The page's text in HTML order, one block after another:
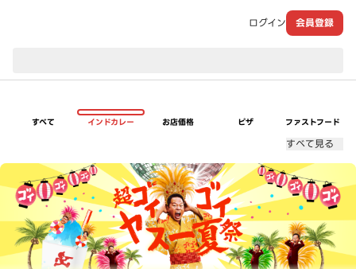
ログイン 会員登録
すべて インドカレー お店価格 ピザ ファストフード
すべて見る
超ゴイゴイヤスー夏祭